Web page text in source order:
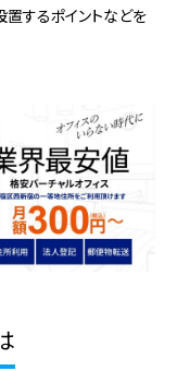
置するポイントなどを